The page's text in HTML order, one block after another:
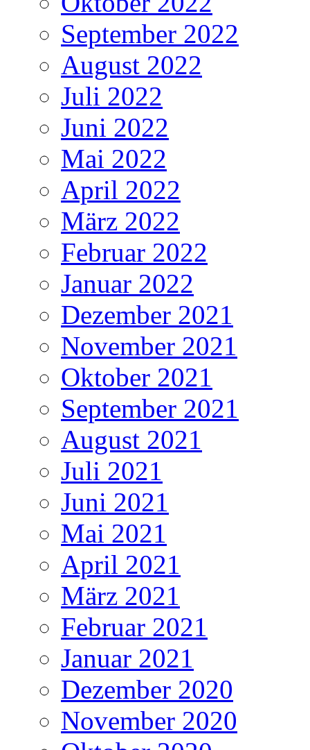
September 2022
August 2022
Juli 2022
Juni 2022
Mai 2022
April 2022
März 2022
Februar 2022
Januar 2022
Dezember 2021
November 2021
Oktober 2021
September 2021
August 2021
Juli 2021
Juni 2021
Mai 2021
April 2021
März 2021
Februar 2021
Januar 2021
Dezember 2020
November 2020